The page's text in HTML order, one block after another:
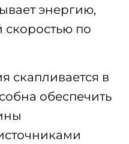
энергию,
скоростью по
скапливается в
обеспечить